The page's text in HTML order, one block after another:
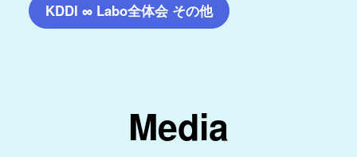
KDDI ∞ Labo全体会 その他
Media